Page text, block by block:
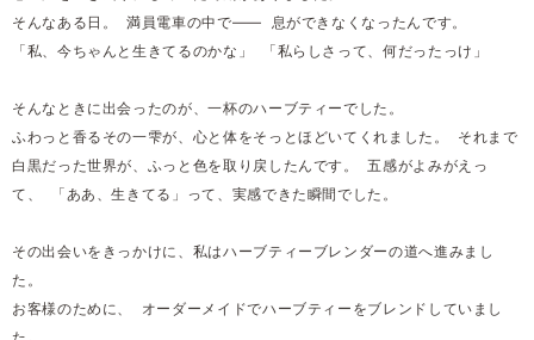
そんなある日。 満員電車の中で―― 息ができなくなったんです。
「私、今ちゃんと生きてるのかな」 「私らしさって、何だったっけ」
そんなときに出会ったのが、一杯のハーブティーでした。
ふわっと香るその一雫が、心と体をそっとほどいてくれました。 それまで
白黒だった世界が、ふっと色を取り戻したんです。 五感がよみがえっ
て、 「ああ、生きてる」って、実感できた瞬間でした。
その出会いをきっかけに、私はハーブティーブレンダーの道へ進みまし
た。
お客様のために、 オーダーメイドでハーブティーをブレンドしていまし